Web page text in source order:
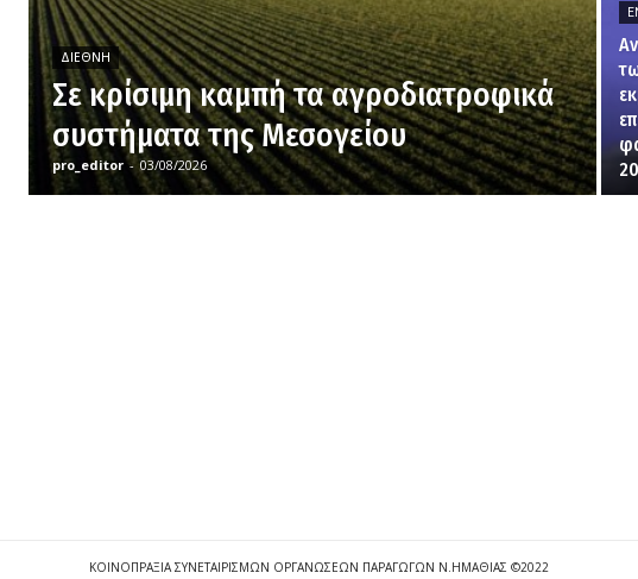
ΔΙΕΘΝΉ
Σε κρίσιμη καμπή τα αγροδιατροφικά
συστήματα της Μεσογείου
pro_editor - 03/08/2026
ΚΟΙΝΟΠΡΑΞΙΑ ΣΥΝΕΤΑΙΡΙΣΜΩΝ ΟΡΓΑΝΩΣΕΩΝ ΠΑΡΑΓΩΓΩΝ Ν.ΗΜΑΘΙΑΣ ©2022